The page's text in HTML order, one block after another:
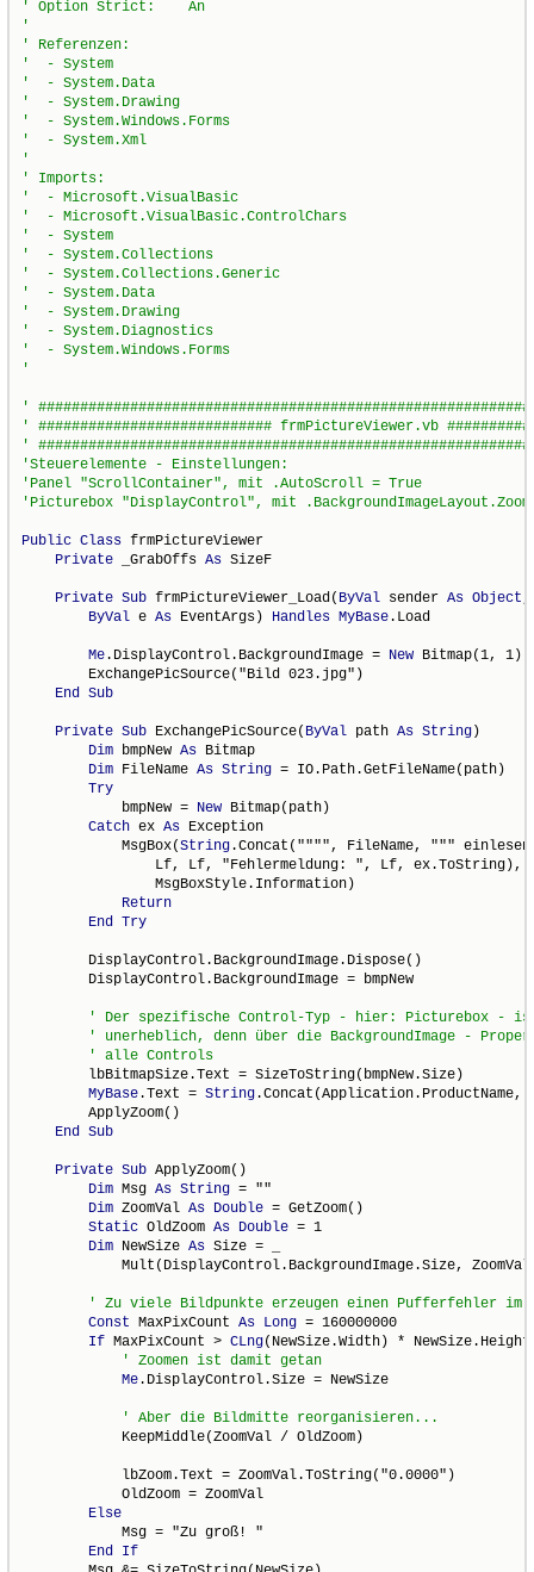
Public Class frmPictureViewer
Private _GrabOffs As SizeF
Private Sub frmPictureViewer_Load( ByVal sender As Object,
ByVal e As EventArgs) Handles MyBase.Load
Me.DisplayControl.BackgroundImage = New Bitmap(1, 1)
        ExchangePicSource("Bild 023.jpg")
End Sub
Private Sub ExchangePicSource( ByVal path As String)
Dim bmpNew As Bitmap
Dim FileName As String = IO.Path.GetFileName(path)
Try
            bmpNew =
New Bitmap(path)
Catch ex As Exception
            MsgBox(
String.Concat("""", FileName, """
Lf, Lf, "Fehlermeldung: ", Lf, ex.ToString),
                MsgBoxStyle.Information)
Return
End Try
        DisplayControl.BackgroundImage.Dispose()
        DisplayControl.BackgroundImage = bmpNew
        lbBitmapSize.Text = SizeToString(bmpNew.Size)
MyBase.Text = String
        ApplyZoom()
End Sub
Private Sub ApplyZoom()
Dim Msg As String = ""
Dim ZoomVal As Double = GetZoom()
Static OldZoom As Double = 1
Dim NewSize As Size = _
Mult(DisplayControl.BackgroundImage.Size,
Const MaxPixCount As Long = 160000000
If MaxPixCount > CLng(NewSize.Width) *
Me.DisplayControl.Size = NewSize
            KeepMiddle(ZoomVal / OldZoom)
            lbZoom.Text = ZoomVal.ToString("0.0000")
            OldZoom = ZoomVal
Else
            Msg = "Zu groß! "
End If